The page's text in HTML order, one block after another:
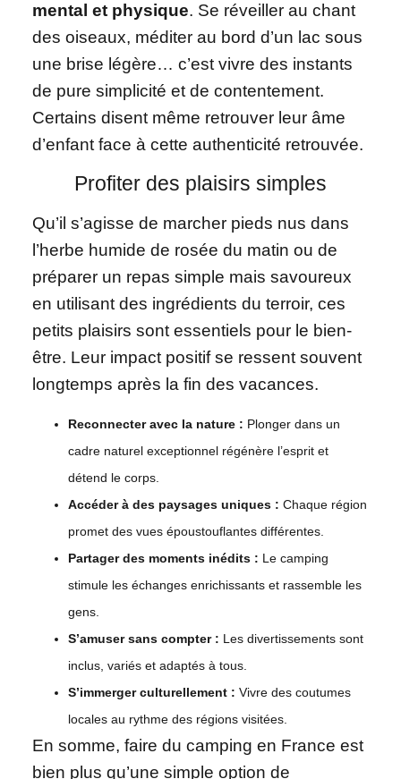
mental et physique. Se réveiller au chant
des oiseaux, méditer au bord d’un lac sous
une brise légère… c’est vivre des instants
de pure simplicité et de contentement.
Certains disent même retrouver leur âme
d’enfant face à cette authenticité retrouvée.
Profiter des plaisirs simples
Qu’il s’agisse de marcher pieds nus dans
l’herbe humide de rosée du matin ou de
préparer un repas simple mais savoureux
en utilisant des ingrédients du terroir, ces
petits plaisirs sont essentiels pour le bien-
être. Leur impact positif se ressent souvent
longtemps après la fin des vacances.
Reconnecter avec la nature : Plonger dans un
cadre naturel exceptionnel régénère l’esprit et
détend le corps.
Accéder à des paysages uniques : Chaque région
promet des vues époustouflantes différentes.
Partager des moments inédits : Le camping
stimule les échanges enrichissants et rassemble les
gens.
S’amuser sans compter : Les divertissements sont
inclus, variés et adaptés à tous.
S’immerger culturellement : Vivre des coutumes
locales au rythme des régions visitées.
En somme, faire du camping en France est
bien plus qu’une simple option de